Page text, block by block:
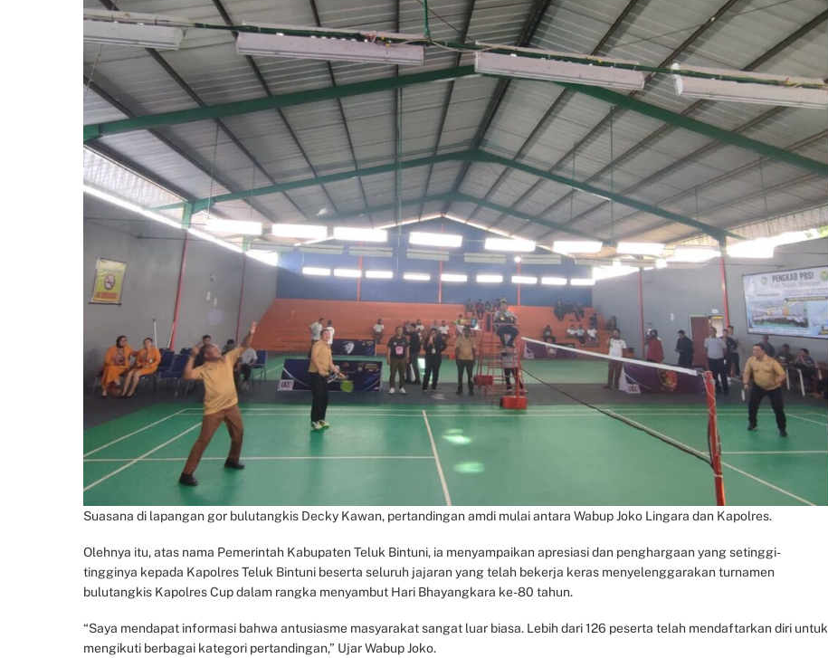
Suasana di lapangan gor bulutangkis Decky Kawan, pertandingan amdi mulai antara Wabup Joko Lingara dan Kapolres.
Olehnya itu, atas nama Pemerintah Kabupaten Teluk Bintuni, ia menyampaikan apresiasi dan penghargaan yang setinggi-
tingginya kepada Kapolres Teluk Bintuni beserta seluruh jajaran yang telah bekerja keras menyelenggarakan turnamen
bulutangkis Kapolres Cup dalam rangka menyambut Hari Bhayangkara ke-80 tahun.
“Saya mendapat informasi bahwa antusiasme masyarakat sangat luar biasa. Lebih dari 126 peserta telah mendaftarkan diri untuk
mengikuti berbagai kategori pertandingan,” Ujar Wabup Joko.